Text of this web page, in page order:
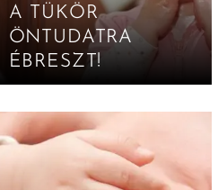
A TÜKÖR
ÖNTUDATRA
ÉBRESZT!